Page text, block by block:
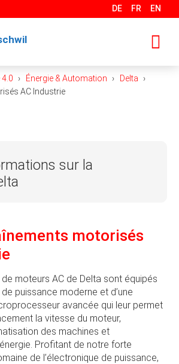
DE FR EN
4.0 Énergie & Automation
Delta
AC Industrie
sur la
« Des solutions innovantes,
en énergie pour un avenir
sur la résolution des
environnementaux tels que le
mondial. En tant que
d’économie d’énergie avec
clés en électronique de
les domaines
comprennent l’électronique de
et l’infrastructure.
motorisés
moteurs AC de Delta sont équipés
puissance moderne et d’une
avancée qui leur permet
la vitesse du moteur,
des machines et
Profitant de notre forte
de l’électronique de puissance,